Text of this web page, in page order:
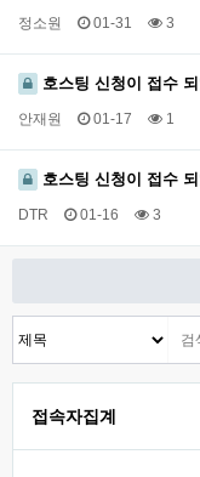
정소원 01-31 3
호스팅 신청이 접수
안재원 01-17 1
호스팅 신청이 접수
DTR 01-16 3
접속자집계